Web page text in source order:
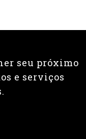
seu próximo
e serviços